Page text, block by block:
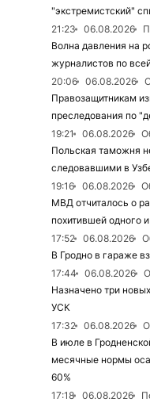
"экстремистский"
21:23
06.08.2026
Волна давления на
журналистов по
20:06
06.08.2026
Правозащитникам
преследования по
19:21
06.08.2026
Польская таможня
следовавшими в
19:16
06.08.2026
МВД отчиталось о
похитившей одного
17:52
06.08.2026
В Гродно в гараже
17:44
06.08.2026
Назначено три
УСК
17:32
06.08.2026
В июле в
месячные нормы
60%
17:18
06.08.2026